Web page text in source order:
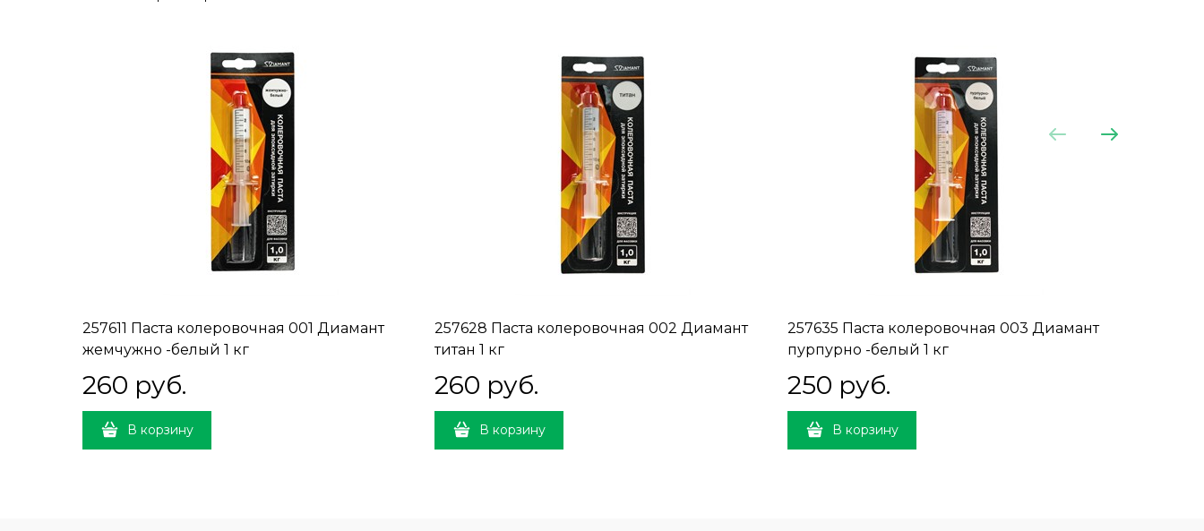
257611 Паста колеровочная 001 Диамант
жемчужно -белый 1 кг
260 руб.
В корзину
257628 Паста колеровочная 002 Диамант
титан 1 кг
260 руб.
В корзину
257635 Паста колеровочная 003 Диамант
пурпурно -белый 1 кг
250 руб.
В корзину